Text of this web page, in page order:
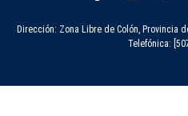
Dirección: Zona Libre de Colón, Provincia
Telefónica: